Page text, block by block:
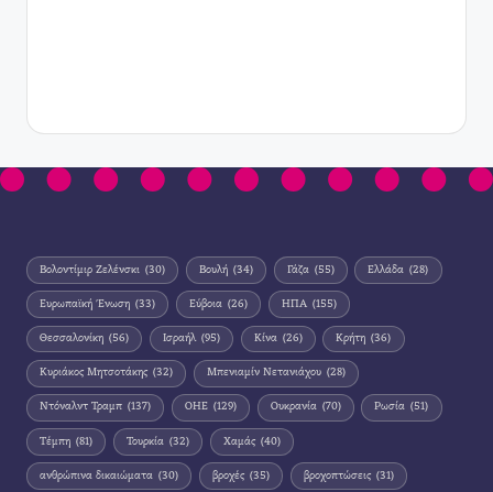
Βολοντίμιρ Ζελένσκι (30) Βουλή (34) Γάζα (55) Ελλάδα (28)
Ευρωπαϊκή Ένωση (33) Εύβοια (26) ΗΠΑ (155)
Θεσσαλονίκη (56) Ισραήλ (95) Κίνα (26) Κρήτη (36)
Κυριάκος Μητσοτάκης (32) Μπενιαμίν Νετανιάχου (28)
Ντόναλντ Τραμπ (137) ΟΗΕ (129) Ουκρανία (70) Ρωσία (51)
Τέμπη (81) Τουρκία (32) Χαμάς (40)
ανθρώπινα δικαιώματα (30) βροχές (35) βροχοπτώσεις (31)